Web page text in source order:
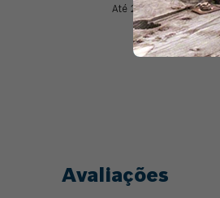
Até 2x deR$ 10,42
Comprar
Avaliações